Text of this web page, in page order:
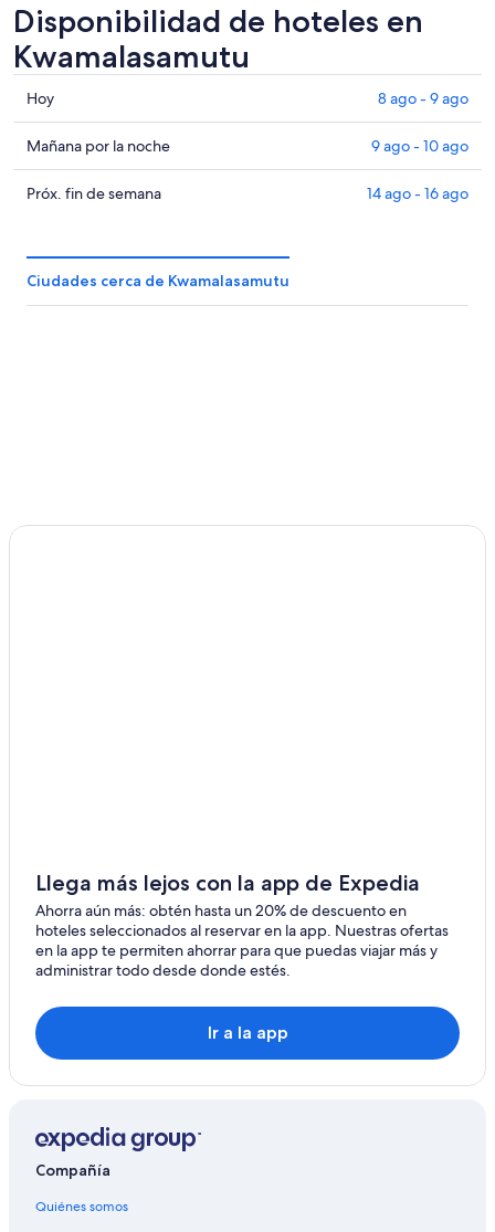
Disponibilidad de hoteles en
Kwamalasamutu
Consultar
precios
en
Kwamalasamutu
para
ago
-
9
Hoy 8 ago - 9 ago
Consultar
precios
en
mañana
por
la
Mañana por la noche 9 ago - 10 ago
Consultar
Kwamalasamutu
para
el
Próx. fin de semana 14 ago - 16 ago
Ciudades cerca de Kwamalasamutu
Llega más lejos con la app de Expedia
Ahorra aún más: obtén hasta un 20% de descuento en
hoteles seleccionados al reservar en la app. Nuestras ofertas
en la app te permiten ahorrar para que puedas viajar más y
administrar todo desde donde estés.
Ir a la app
Compañía
Quiénes somos